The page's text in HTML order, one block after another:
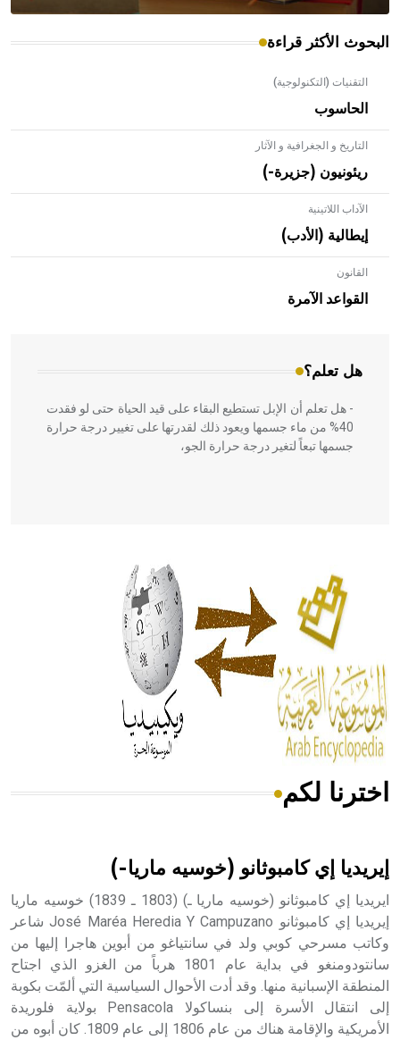
البحوث الأكثر قراءة
التقنيات (التكنولوجية)
الحاسوب
التاريخ و الجغرافية و الآثار
ريئونيون (جزيرة-)
الآداب اللاتينية
إيطالية (الأدب)
القانون
القواعد الآمرة
هل تعلم؟
- هل تعلم أن الأبلق نوع من الفنون الهندسية التي ارتبطت
بالعمارة الإسلامية في بلاد الشام ومصر خاصة، حيث يحرص
المعمار على بناء مداميكه وخاصة في الواجهات
- هل تعلم أن الإبل تستطيع البقاء على قيد الحياة حتى لو فقدت
40% من ماء جسمها ويعود ذلك لقدرتها على تغيير درجة حرارة
جسمها تبعاً لتغير درجة حرارة الجو،
الحكم، الأدلة، تنظيم التغذية، ورسالته في جروح الرأس. ويعود
له الفضل بأنه حرر الطب من الدين والفلسفة.
- هل تعلم أن المرجان إفراز حيواني يتكون في البحر ويتركب
من مادة كربونات الكلسيوم، وهو أحمر أو شديد الحمرة وهو
أجود أنواعه، ويمتاز بكبر الحجم ويسمى الش
هل تعلم أن الأبسيد كلمة فرنسية اللفظ تم اعتمادها مصطلحاً
- هل تعلم أن أبجر Abgar اسم معروف جيداً يعود إلى عدد من
الملوك الذين حكموا مدينة إديسا (الرها) من أبجر الأول وحتى
التاسع، وهم ينتسبون إلى أسرة أوسروين
اخترنا لكم
إيريديا إي كامبوثانو (خوسيه ماريا-)
ايريديا إي كامبوثانو (خوسيه ماريا ـ) (1803 ـ 1839) خوسيه ماريا
إيريديا إي كامبوثانو José Maréa Heredia Y Campuzano شاعر
وكاتب مسرحي كوبي ولد في سانتياغو من أبوين هاجرا إليها من
سانتودومنغو في بداية عام 1801 هرباً من الغزو الذي اجتاح
المنطقة الإسبانية منها. وقد أدت الأحوال السياسية التي ألمّت بكوبة
إلى انتقال الأسرة إلى بنساكولا Pensacola بولاية فلوريدة
الأمريكية والإقامة هناك من عام 1806 إلى عام 1809. كان أبوه من